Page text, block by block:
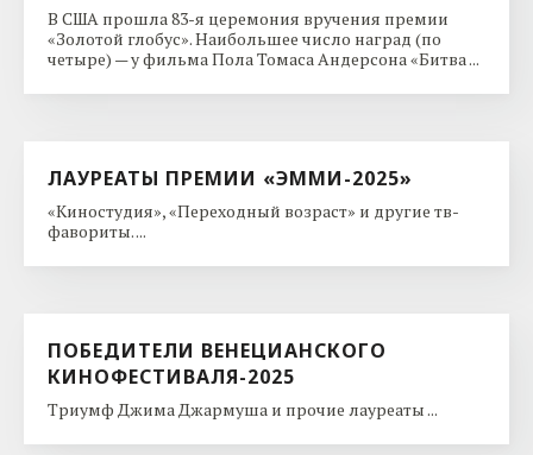
В США прошла 83-я церемония вручения премии
«Золотой глобус». Наибольшее число наград (по
четыре) — у фильма Пола Томаса Андерсона «Битва ...
ЛАУРЕАТЫ ПРЕМИИ «ЭММИ-2025»
«Киностудия», «Переходный возраст» и другие тв-
фавориты. ...
ПОБЕДИТЕЛИ ВЕНЕЦИАНСКОГО
КИНОФЕСТИВАЛЯ-2025
Триумф Джима Джармуша и прочие лауреаты ...